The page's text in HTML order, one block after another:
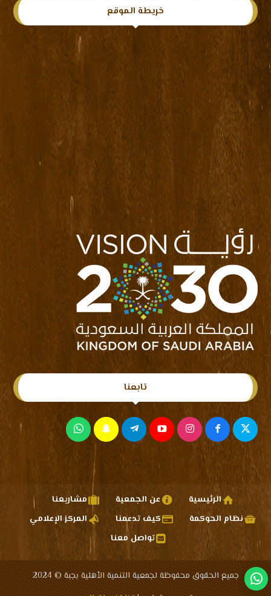
خريطة الموقع
تابعنا
الرئيسية عن الجمعية
مشاريعنا
نظام الحوكمة
كيف تدعمنا
المركز الإعلامي
تواصل معنا
جميع الحقوق محفوظة لجمعية التنمية الأهلية بجبة © 2024